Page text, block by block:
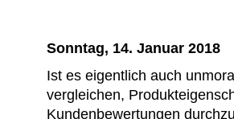
Sonntag, 14. Januar 2018
Ist es eigentlich auch
vergleichen,
Kundenbewertungen